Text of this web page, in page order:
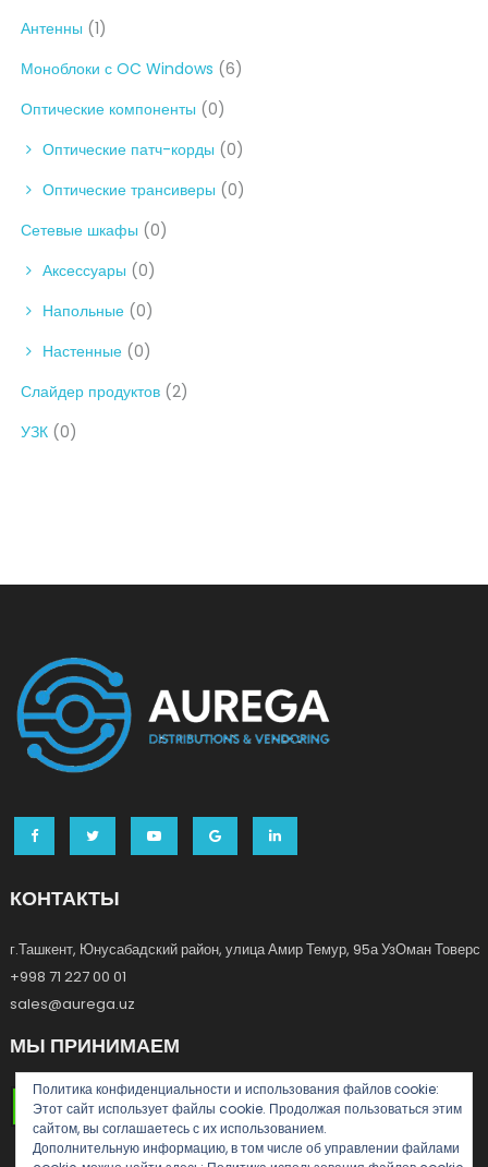
Антенны (1)
Моноблоки с OC Windows (6)
Оптические компоненты (0)
Оптические патч-корды (0)
Оптические трансиверы (0)
Сетевые шкафы (0)
Аксессуары (0)
Напольные (0)
Настенные (0)
Слайдер продуктов (2)
УЗК (0)
КОНТАКТЫ
г.Ташкент, Юнусабадский район, улица Амир Темур, 95а УзОман Товерс
+998 71 227 00 01
sales@aurega.uz
МЫ ПРИНИМАЕМ
Политика конфиденциальности и использования файлов сookie:
Этот сайт использует файлы cookie. Продолжая пользоваться этим
сайтом, вы соглашаетесь с их использованием.
Дополнительную информацию, в том числе об управлении файлами